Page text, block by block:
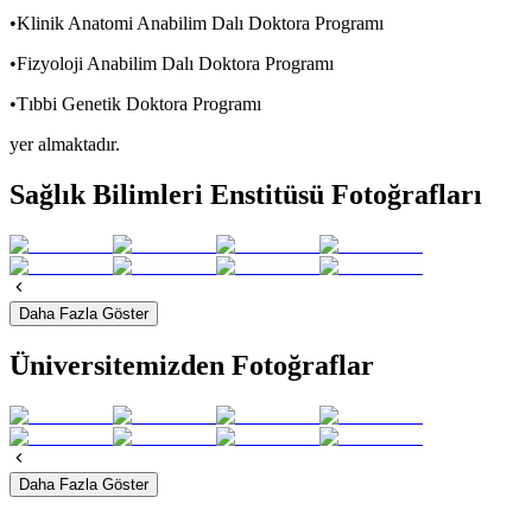
•Klinik Anatomi Anabilim Dalı Doktora Programı
•Fizyoloji Anabilim Dalı Doktora Programı
•Tıbbi Genetik Doktora Programı
yer almaktadır.
Sağlık Bilimleri Enstitüsü Fotoğrafları
Daha Fazla Göster
Üniversitemizden Fotoğraflar
Daha Fazla Göster